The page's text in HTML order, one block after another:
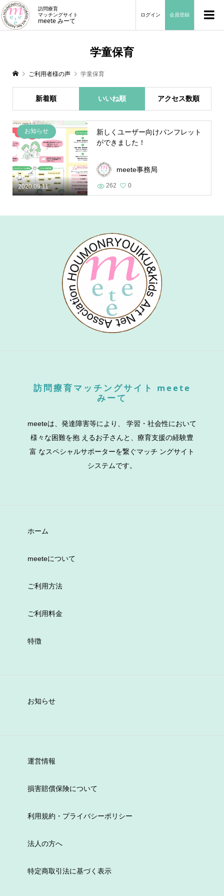
訪問療育
マッチングサイト
meete みーて
ログイン 会員登録
学童保育
ご利用者様の声 学童保育
新着順 いいね順 アクセス数順
2020.09.11
お知らせ
新しくユーザー向けパンフレット
ができました！
meete事務局
262 0
訪問療育マッチングサイト meete
みーて
meeteは、発達障害等により、 学習・社会性において
様々な困難を抱 えるお子さんと、療育支援の経験豊
富 なスペシャルサポーターを繋ぐマッチ ングサイト
システムです。
ホーム
meeteについて
ご利用方法
ご利用料金
特徴
お知らせ
運営情報
損害賠償保険について
利用規約・プライバシーポリシー
法人の方へ
特定商取引法に基づく表示